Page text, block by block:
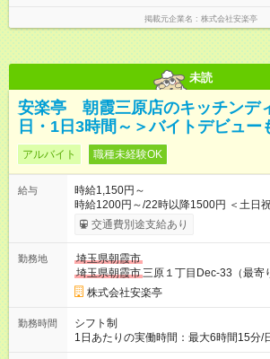
掲載元企業名 株式会社安楽亭
未読
安楽亭 朝霞三原店のキッチンデ
日・1日3時間～＞バイトデビュー
アルバイト 職種未経験OK
給与
時給1,150円～
時給1200円～/22時以降1500円 ＜土日祝時給+50円＞ ※高校生
時給1150円 【試用期間】試用期間あり 試用期間の長さ：12ヶ
月 雇用形態、給与は本採用時と同じで
交通費別途支給あり
勤務地
埼玉県朝霞市
埼玉県朝霞市三原１丁目Dec-33（最寄
株式会社安楽亭
勤務時間
シフト制
1日あたりの実働時間：最大6時間15分/
～/短時間OK！＞ ※18歳未満・高校生は